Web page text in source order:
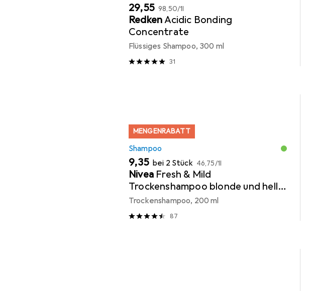
EUR
29,55 EUR
98,50/1l
RedkenAcidic Bonding
Concentrate
Flüssiges Shampoo, 300 ml
31
MENGENRABATT
Shampoo
EUR
9,35 bei 2 Stück EUR
46,75/1l
Nivea Fresh & Mild
Trockenshampoo blonde und helle
Haartöne
Trockenshampoo, 200 ml
87